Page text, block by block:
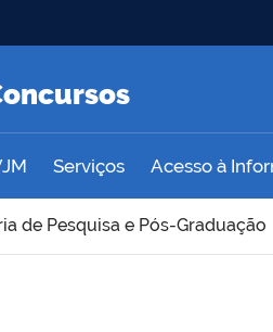
Serviços Acesso à
de Pesquisa e Pós-Graduação